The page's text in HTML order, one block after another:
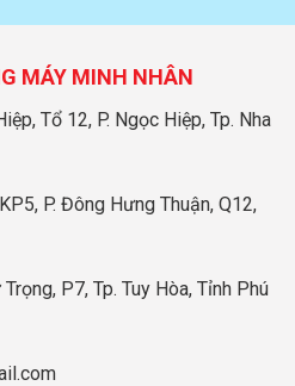
MÁY MINH NHÂN
Tổ 12, P. Ngọc Hiệp, Tp. Nha
P. Đông Hưng Thuận, Q12,
P7, Tp. Tuy Hòa, Tỉnh Phú